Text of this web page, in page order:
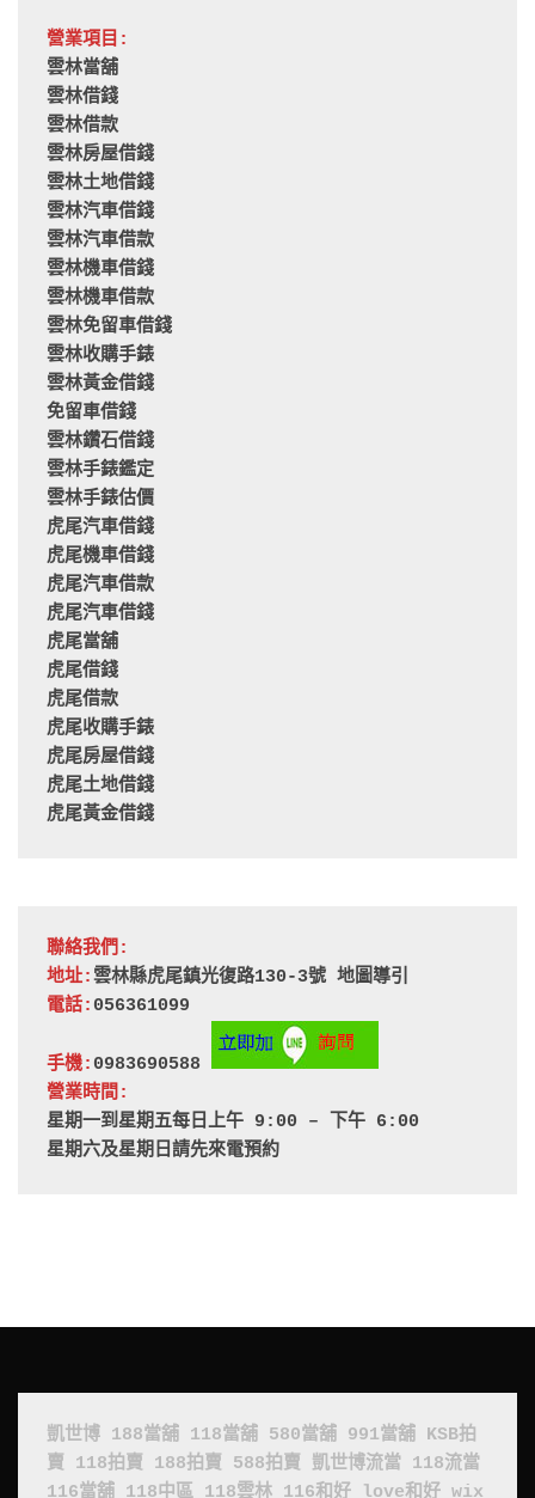
營業項目:
雲林當舖
雲林借錢
雲林借款
雲林房屋借錢
雲林土地借錢
雲林汽車借錢
雲林汽車借款
雲林機車借錢
雲林機車借款
雲林免留車借錢
雲林收購手錶
雲林黃金借錢
免留車借錢
雲林鑽石借錢
雲林手錶鑑定
雲林手錶估價
虎尾汽車借錢
虎尾機車借錢
虎尾汽車借款
虎尾汽車借錢
虎尾當舖
虎尾借錢
虎尾借款
虎尾收購手錶
虎尾房屋借錢
虎尾土地借錢
虎尾黃金借錢
聯絡我們:
地址:雲林縣虎尾鎮光復路130-3號 地圖導引
電話: 056361099
手機: 0983690588
營業時間:
星期一到星期五每日上午 9:00 – 下午 6:00
星期六及星期日請先來電預約
凱世博 188當舖 118當舖 580當舖 991當舖 KSB拍
賣
118拍賣 188拍賣 588拍賣 凱世博流當 118流當
116當舖 118中區 118雲林 116和好 love和好 wix